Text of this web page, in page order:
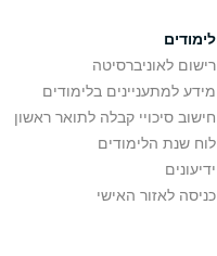
לימודים
רישום לאוניברסיטה
מידע למתעניינים בלימודים
חישוב סיכויי קבלה לתואר ראשון
לוח שנת הלימודים
ידיעונים
כניסה לאזור האישי